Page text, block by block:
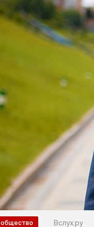
общество Вслух.ру